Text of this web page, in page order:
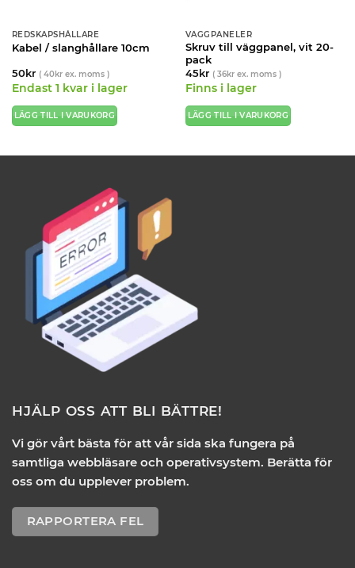
REDSKAPSHÅLLARE
Kabel / slanghållare 10cm
50kr ( 40krex. moms )
Endast 1 kvar i lager
LÄGG TILL I VARUKORG
VÄGGPANELER
Skruv till väggpanel, vit 20-
pack
45kr ( 36krex. moms )
Finns i lager
LÄGG TILL I VARUKORG
HJÄLP OSS ATT BLI BÄTTRE!
Vi gör vårt bästa för att vår sida ska fungera på
samtliga webbläsare och operativsystem. Berätta för
oss om du upplever problem.
RAPPORTERA FEL